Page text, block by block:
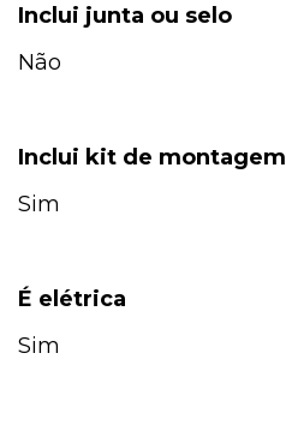
Inclui junta ou selo
Não
Inclui kit de montagem
Sim
É elétrica
Sim